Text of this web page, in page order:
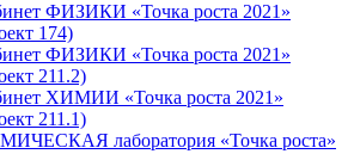
ФИЗИКИ «Точка роста 2021»
174)
ФИЗИКИ «Точка роста 2021»
211.2)
ХИМИИ «Точка роста 2021»
211.1)
лаборатория «Точка роста»